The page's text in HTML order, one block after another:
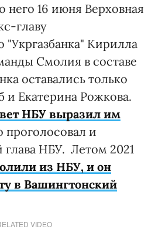
него 16 июня Верховная
главу
"Укргазбанка" Кирилла
Смолия в составе
оставались только
и Екатерина Рожкова.
НБУ выразил им
проголосовал и
глава НБУ. Летом 2021
из НБУ, и он
в Вашингтонский
VIDEO